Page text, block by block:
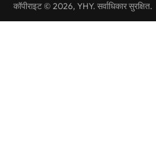
कॉपीराइट © 2026, YHY. सर्वाधिकार सुरक्षित.